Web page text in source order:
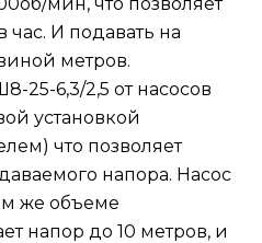
час. И подавать на
метров.
25-6,3/2,5 от насосов
установкой
что позволяет
напора. Насос
же объеме
напор до 10 метров, и